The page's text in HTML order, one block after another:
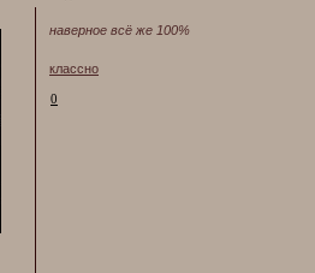
наверное всё же 100%
классно
0